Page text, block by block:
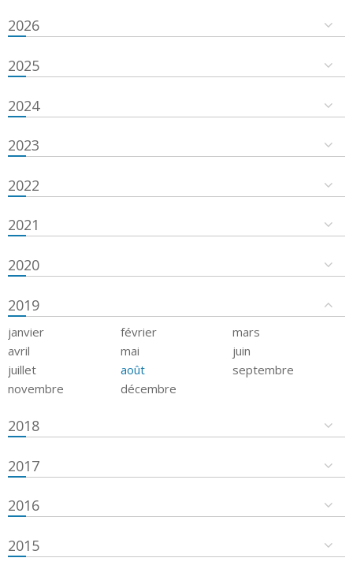
2026
2025
2024
2023
2022
2021
2020
2019
janvier février
mars
avril
mai
juin
juillet
août
septembre
novembre
décembre
2018
2017
2016
2015